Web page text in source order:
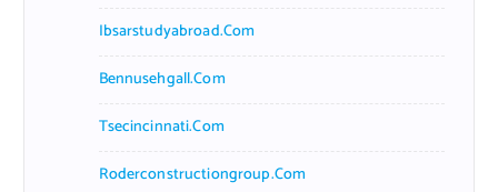
Ibsarstudyabroad.com
Bennusehgall.com
Tsecincinnati.com
Roderconstructiongroup.com